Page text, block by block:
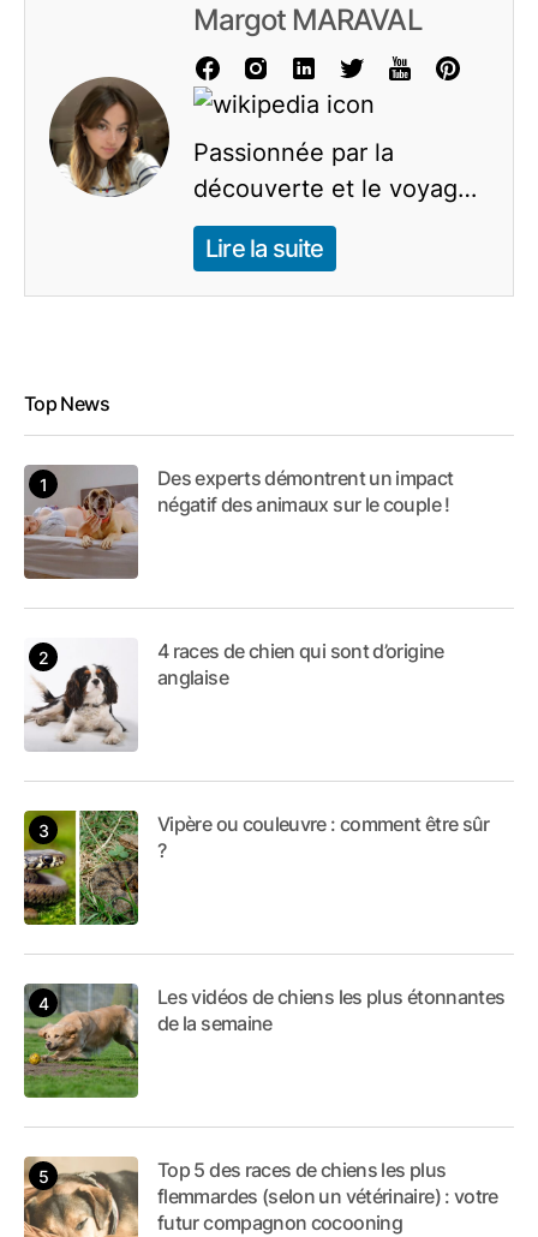
Margot MARAVAL
Passionnée par la
découverte et le voyage,
je consacre mes journées
à explorer l'univers de
l'actualité et des conseils
découvertes captivantes.
Forte d'une expérience
en communication et en
rédaction. Mon parcours
multiple nourrit ma
lecteurs.
Lire la suite
Top News
Des experts démontrent un impact
négatif des animaux sur le couple !
4 races de chien qui sont d’origine
anglaise
Vipère ou couleuvre : comment être sûr
?
Les vidéos de chiens les plus étonnantes
de la semaine
Top 5 des races de chiens les plus
flemmardes (selon un vétérinaire) : votre
futur compagnon cocooning